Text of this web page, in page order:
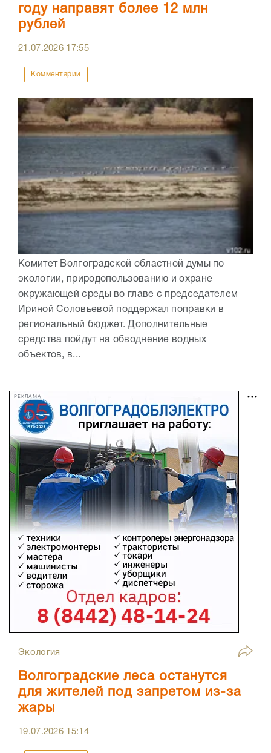
году направят более 12 млн
рублей
21.07.2026 17:55
Комментарии
Комитет Волгоградской областной думы по
экологии, природопользованию и охране
окружающей среды во главе с председателем
Ириной Соловьевой поддержал поправки в
региональный бюджет. Дополнительные
средства пойдут на обводнение водных
объектов, в...
РЕКЛАМА
Экология
Волгоградские леса останутся
для жителей под запретом из-за
жары
19.07.2026 15:14